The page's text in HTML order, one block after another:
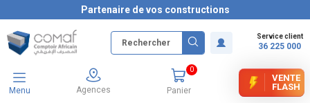
Partenaire de vos constructions
Service client
36 225 000
Menu Agences Panier
0
VENTE
FLASH